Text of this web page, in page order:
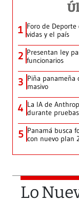
1 Foro de
vidas y el país
2 Presentan ley
funcionarios
3 Piña panameña
masivo
4 La IA de
durante
5 Panamá busca
con nuevo plan
Lo